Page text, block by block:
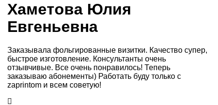
Хаметова Юлия
Евгеньевна
Заказывала фольгированные визитки. Качество супер,
быстрое изготовление. Консультанты очень
отзывчивые. Все очень понравилось! Теперь
заказываю абонементы) Работать буду только с
zaprintom и всем советую!